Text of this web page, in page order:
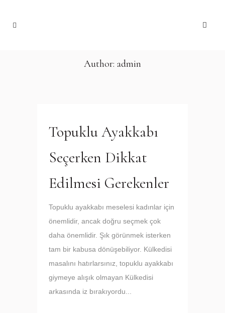
Author: admin
Topuklu Ayakkabı
Seçerken Dikkat
Edilmesi Gerekenler
Topuklu ayakkabı meselesi kadınlar için
önemlidir, ancak doğru seçmek çok
daha önemlidir. Şık görünmek isterken
tam bir kabusa dönüşebiliyor. Külkedisi
masalını hatırlarsınız, topuklu ayakkabı
giymeye alışık olmayan Külkedisi
arkasında iz bırakıyordu...